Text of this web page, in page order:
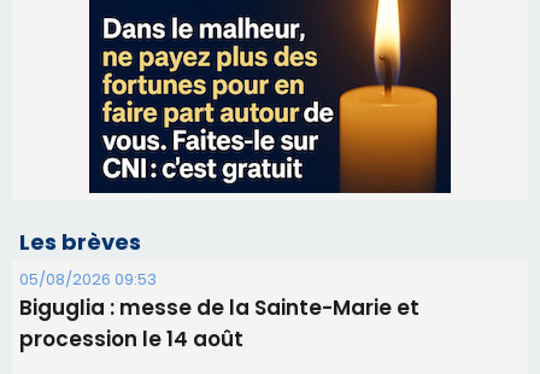
Les brèves
05/08/2026 09:53
Biguglia : messe de la Sainte-Marie et
procession le 14 août